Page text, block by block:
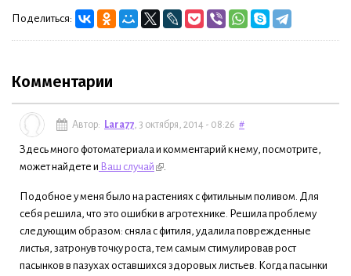
Поделиться:
Комментарии
Автор: Lara77 , 3 октября, 2014 - 08:26 #
Здесь много фотоматериала и комментарий к нему, посмотрите,
может найдете и Ваш случай .
Подобное у меня было на растениях с фитильным поливом. Для
себя решила, что это ошибки в агротехнике. Решила проблему
следующим образом: сняла с фитиля, удалила поврежденные
листья, затронув точку роста, тем самым стимулировав рост
пасынков в пазухах оставшихся здоровых листьев. Когда пасынки